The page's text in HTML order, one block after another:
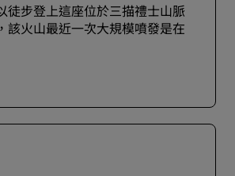
徒步登上這座位於三描禮士山脈
該火山最近一次大規模噴發是在